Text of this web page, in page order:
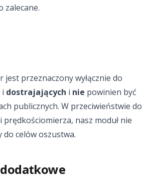
zalecane.
przeznaczony wyłącznie do
i dostrajających i nie powinien być
publicznych. W przeciwieństwie do
nasz moduł nie
celów oszustwa.